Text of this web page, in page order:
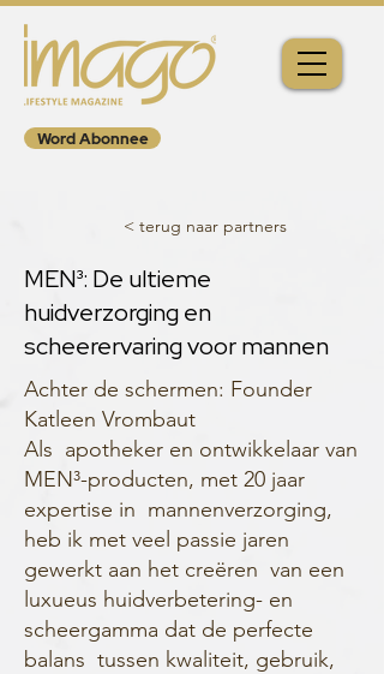
Word Abonnee
< terug naar partners
MEN³: De ultieme
huidverzorging en
scheerervaring voor mannen
Achter de schermen: Founder
Katleen Vrombaut
Als apotheker en ontwikkelaar van
MEN³-producten, met 20 jaar
expertise in mannenverzorging,
heb ik met veel passie jaren
gewerkt aan het creëren van een
luxueus huidverbetering- en
scheergamma dat de perfecte
balans tussen kwaliteit, gebruik,